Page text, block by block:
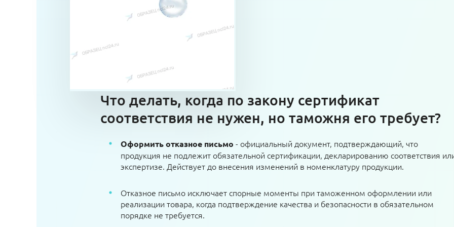
Что делать, когда по закону сертификат
соответствия не нужен, но таможня его требует?
Оформить отказное письмо - официальный документ, подтверждающий, что
продукция не подлежит обязательной сертификации, декларированию соответствия
экспертизе. Действует до внесения изменений в номенклатуру продукции.
Отказное письмо исключает спорные моменты при таможенном оформлении или
реализации товара, когда подтверждение качества и безопасности в обязательном
порядке не требуется.